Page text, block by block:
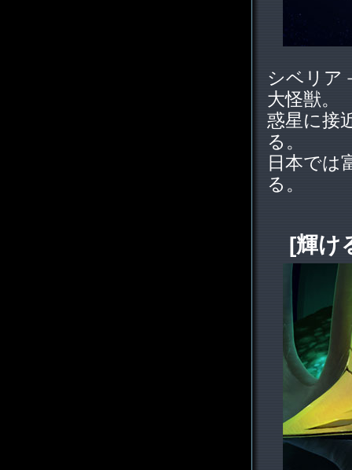
シベリア
大怪獣。
惑星に接
る。
日本では
る。
[輝け